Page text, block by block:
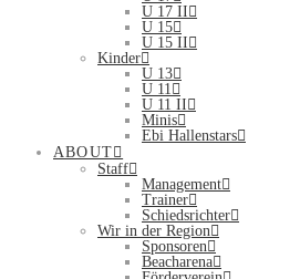
U 17 II
U 15
U 15 II
Kinder
U 13
U 11
U 11 II
Minis
Ebi Hallenstars
ABOUT
Staff
Management
Trainer
Schiedsrichter
Wir in der Region
Sponsoren
Beacharena